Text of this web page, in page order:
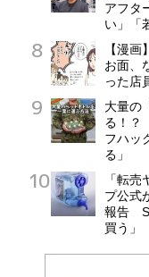
アフタ
い」「
【漫
お面、
った店
大量の
る！？
フハッ
る」
「転
プ公式
報告
買う」